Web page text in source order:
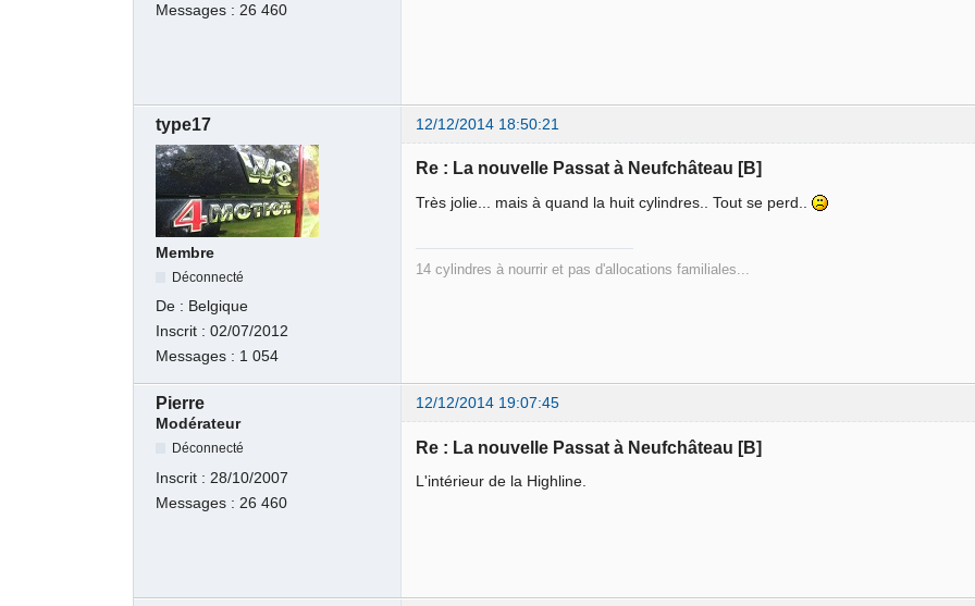
Messages :26 460
type17 12/12/2014 18:50:21
Membre
Déconnecté
De : Belgique
Inscrit :02/07/2012
Messages : 1 054
Re : La nouvelle Passat à Neufchâteau [B]
Très jolie... mais à quand la huit cylindres.. Tout se perd..
14 cylindres à nourrir et pas d'allocations familiales...
Pierre
12/12/2014 19:07:45
Modérateur
Déconnecté
Inscrit : 28/10/2007
Messages : 26 460
Re : La nouvelle Passat à Neufchâteau [B]
L'intérieur de la Highline.